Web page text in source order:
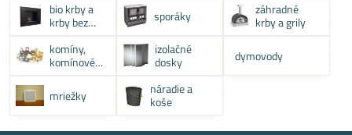
bio krby a
krby bez
komína
sporáky
záhradné
krby a grily
komíny,
komínové
systémy
izolačné
dosky
dymovody
mriežky
náradie a
koše